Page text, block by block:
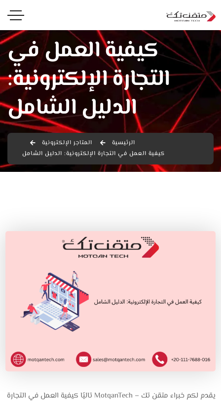
كيفية العمل في
التجارة الإلكترونية:
الدليل الشامل
الرئيسية
المتاجر الإلكترونية
كيفية العمل في التجارة الإلكترونية: الدليل الشامل
يقدم لكم خبراء متقن تك – MotqanTech تاليًا كيفية العمل في التجارة